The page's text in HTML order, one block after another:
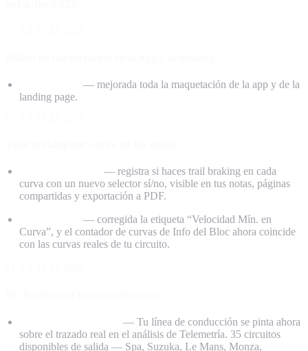
— mejorada toda la maquetación de la app y de la
landing page.
— registra si haces trail braking en cada
curva con un nuevo selector sí/no, visible en tus notas, páginas
compartidas y exportación a PDF.
— corregida la etiqueta “Velocidad Mín. en
Curva”, y el contador de curvas de Info del Bloc ahora coincide
con las curvas reales de tu circuito.
— Tu línea de conducción se pinta ahora
sobre el trazado real en el análisis de Telemetría. 35 circuitos
disponibles de salida — Spa, Suzuka, Le Mans, Monza,